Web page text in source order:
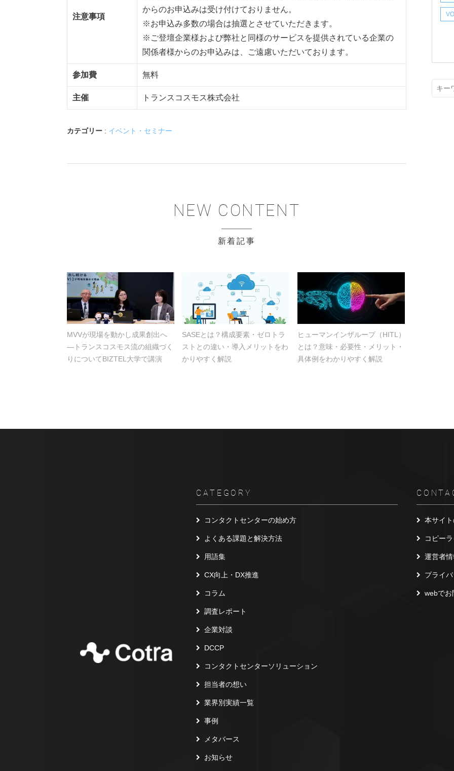
注意事項
からのお申込みは受け付けておりません。
※お申込み多数の場合は抽選とさせていただきます。
※ご登壇企業様および弊社と同様のサービスを提供されている企業の
関係者様からのお申込みは、ご遠慮いただいております。
参加費 無料
主催 トランスコスモス株式会社
カテゴリー : イベント・セミナー
新着記事
MVVが現場を動かし成果創出へ
―トランスコスモス流の組織づく
りについてBIZTEL大学で講演
SASEとは？構成要素・ゼロトラ
ストとの違い・導入メリットをわ
かりやすく解説
ヒューマンインザループ（HITL）
とは？意味・必要性・メリット・
具体例をわかりやすく解説
CATEGORY
コンタクトセンターの始め方
よくある課題と解決方法
用語集
CX向上・DX推進
コラム
調査レポート
企業対談
DCCP
コンタクトセンターソリューション
担当者の想い
業界別実績一覧
事例
メタバース
お知らせ
本サイ
コピー
運営者情
プライ
webでお